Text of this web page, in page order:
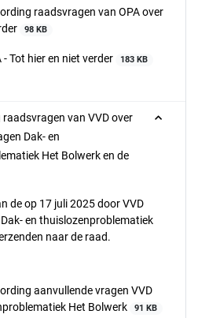
raadsvragen van OPA over
98 KB
- Tot hier en niet verder 183 KB
van VVD over
Dak- en
Het Bolwerk en de
de op 17 juli 2025 door VVD
en thuislozenproblematiek
naar de raad.
aanvullende vragen VVD
Het Bolwerk
91 KB